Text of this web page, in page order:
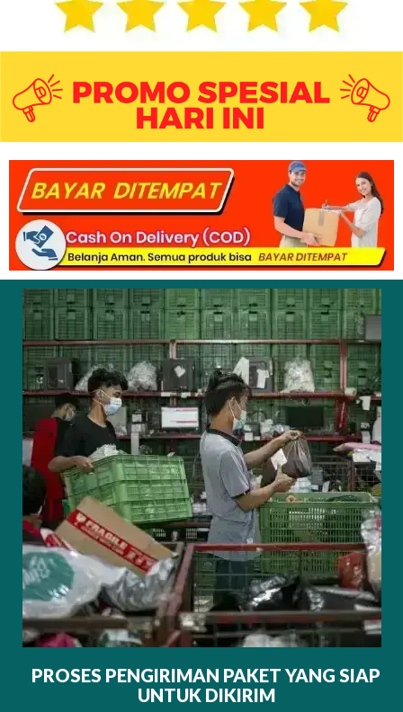
PROSES PENGIRIMAN PAKET YANG SIAP
UNTUK DIKIRIM